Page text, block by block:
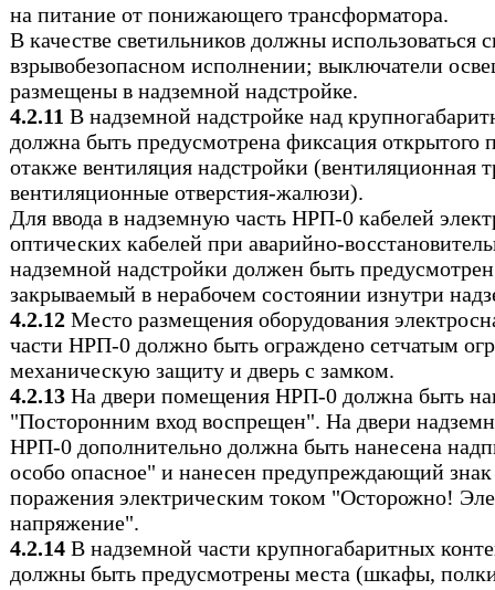
на питание от понижающего трансформатора.
В качестве светильников должны использоваться
взрывобезопасном исполнении; выключатели
размещены в надземной надстройке.
4.2.11 В надземной надстройке над
должна быть предусмотрена фиксация открытого
oтакже вентиляция надстройки (вентиляционная
вентиляционные отверстия-жалюзи).
Для ввода в надземную часть НРП-0 кабелей
оптических кабелей при аварийно-
надземной надстройки должен быть
закрываемый в нерабочем состоянии изнутри
4.2.12 Место размещения оборудования
части НРП-0 должно быть ограждено сетчатым
механическую защиту и дверь с замком.
4.2.13 На двери помещения НРП-0 должна быть
"Посторонним вход воспрещен". На двери
НРП-0 дополнительно должна быть нанесена
особо опасное" и нанесен предупреждающий
поражения электрическим током "Осторожно!
напряжение".
4.2.14 В надземной части крупногабаритных
должны быть предусмотрены места (шкафы,